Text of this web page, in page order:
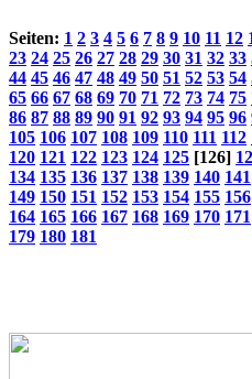
Seiten: 1 2 3 4 5 6 7 8 9 10 11 12
23 24 25 26 27 28 29 30 31 32 33
44 45 46 47 48 49 50 51 52 53 54
65 66 67 68 69 70 71 72 73 74 75
86 87 88 89 90 91 92 93 94 95 96
105 106 107 108 109 110 111 112
120 121 122 123 124 125 [126]
134 135 136 137 138 139 140 141
149 150 151 152 153 154 155 156
164 165 166 167 168 169 170 171
179 180 181